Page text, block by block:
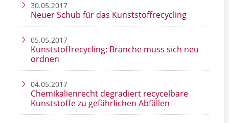
30.05.2017
Neuer Schub für das Kunststoffrecycling
05.05.2017
Kunststoffrecycling: Branche muss sich neu
ordnen
04.05.2017
Chemikalienrecht degradiert recycelbare
Kunststoffe zu gefährlichen Abfällen